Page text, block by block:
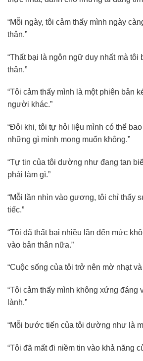
“Mỗi ngày, tôi cảm thấy mình ngày
thân.”
“Thất bại là ngôn ngữ duy nhất mà tôi
thân.”
“Tôi cảm thấy mình là một phiên bản
người khác.”
“Đôi khi, tôi tự hỏi liệu mình có thể
những gì mình mong muốn không.”
“Tự tin của tôi dường như đang tan
phải làm gì.”
“Mỗi lần nhìn vào gương, tôi chỉ thấy
tiếc.”
“Tôi đã thất bại nhiều lần đến mức
vào bản thân nữa.”
“Cuộc sống của tôi trở nên mờ nhạt
“Tôi cảm thấy mình không xứng đáng
lành.”
“Mỗi bước tiến của tôi dường như là
“Tôi đã mất đi niềm tin vào khả năng